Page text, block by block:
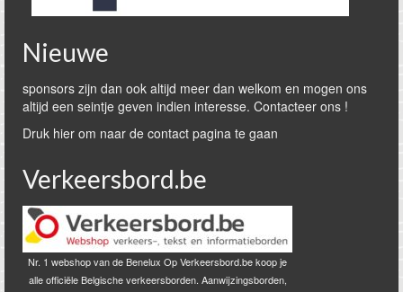
Nieuwe
sponsors zijn dan ook altijd meer dan welkom en mogen ons
altijd een seintje geven indien interesse. Contacteer ons !
Druk hier om naar de contact pagina te gaan
Verkeersbord.be
Nr. 1 webshop van de Benelux Op Verkeersbord.be koop je
alle officiële Belgische verkeersborden. Aanwijzingsborden,